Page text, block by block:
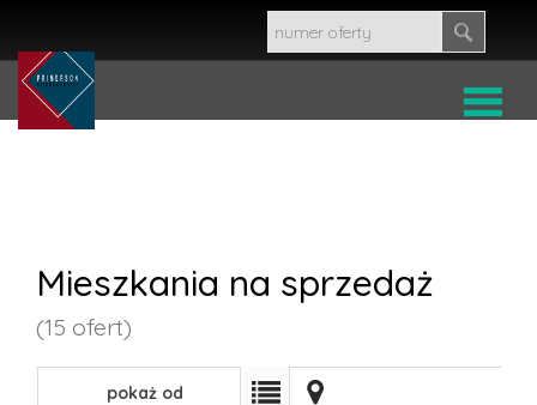
Mieszkania na sprzedaż
(15 ofert)
pokaż od